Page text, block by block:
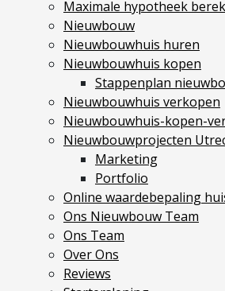
Vestiging Houten
Vestiging Vleuten-De Meern en
Vestiging Utrecht
Vestiging Vianen
Vestiging Maarssen
Inloggen MOVE
Maximale hypotheek
Nieuwbouw
Nieuwbouwhuis huren
Nieuwbouwhuis kopen
Stappenplan
Nieuwbouwhuis verkopen
Nieuwbouwhuis-kopen-
Nieuwbouwprojecten
Marketing
Portfolio
Online waardebepaling
Ons Nieuwbouw Team
Ons Team
Over Ons
Reviews